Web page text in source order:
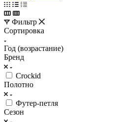
Фильтр
Сортировка
Год (возрастание)
Бренд
Crockid
Полотно
Футер-петля
Сезон